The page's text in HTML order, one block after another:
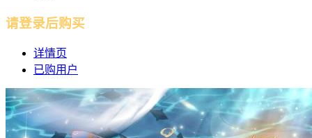
请登录后购买
详情页
已购用户